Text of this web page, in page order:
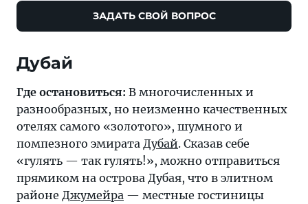
ЗАДАТЬ СВОЙ ВОПРОС
Дубай
Где остановиться: В многочисленных и
разнообразных, но неизменно качественных
отелях самого «золотого», шумного и
помпезного эмирата Дубай. Сказав себе
«гулять — так гулять!», можно отправиться
прямиком на острова Дубая, что в элитном
районе Джумейра — местные гостиницы